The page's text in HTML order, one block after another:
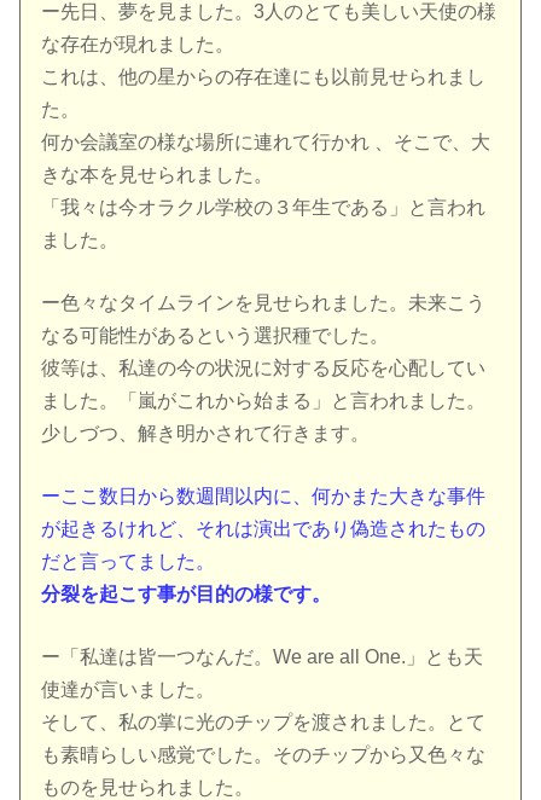
ー先日、夢を見ました。3人のとても美しい天使の様
な存在が現れました。
これは、他の星からの存在達にも以前見せられまし
た。
何か会議室の様な場所に連れて行かれ 、そこで、大
きな本を見せられました。
「我々は今オラクル学校の３年生である」と言われ
ました。
ー色々なタイムラインを見せられました。未来こう
なる可能性があるという選択種でした。
彼等は、私達の今の状況に対する反応を心配してい
ました。「嵐がこれから始まる」と言われました。
少しづつ、解き明かされて行きます。
ーここ数日から数週間以内に、何かまた大きな事件
が起きるけれど、それは演出であり偽造されたもの
だと言ってました。
分裂を起こす事が目的の様です。
ー「私達は皆一つなんだ。We are all One.」とも天
使達が言いました。
そして、私の掌に光のチップを渡されました。とて
も素晴らしい感覚でした。そのチップから又色々な
ものを見せられました。